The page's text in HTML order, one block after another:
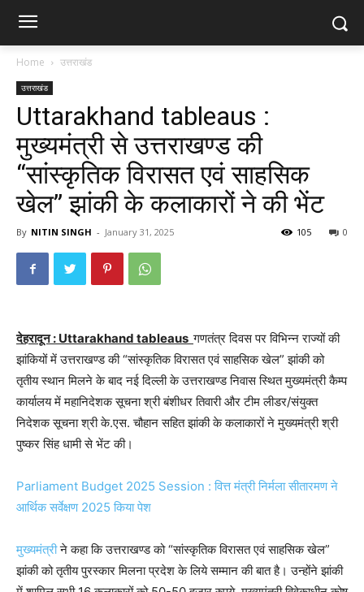
Home उत्तराखंड
उत्तराखंड
Uttarakhand tableaus :
मुख्यमंत्री से उत्तराखण्ड की
“सांस्कृतिक विरासत एवं साहसिक
खेल” झांकी के कलाकारों ने की भेंट
By NITIN SINGH - January 31, 2025 0
105
देहरादून : Uttarakhand tableausगणतंत्र दिवस पर विभिन्न राज्यों की
झांकियों में उत्तराखण्ड की “सांस्कृतिक विरासत एवं साहसिक खेल” झांकी को
तृतीय स्थान मिलने के बाद नई दिल्ली के उत्तराखण्ड निवास स्थित मुख्यमंत्री कैम्प
कार्यालय में महानिदेशक सूचना श्री बंशीधर तिवारी और टीम लीडर/संयुक्त
निदेशक सूचना श्री के.एस. चौहान सहित झांकी के कलाकारों ने मुख्यमंत्री श्री
पुष्कर सिंह धामी से भेंट की।
Parliament Budget 2025 Session : वित्त मंत्री निर्मला सीतारमण ने
आर्थिक सर्वेक्षण 2025 किया पेश
मुख्यमंत्रीने कहा कि उत्तराखण्ड को “सांस्कृतिक विरासत एवं साहसिक खेल”
झांकी को तृतीय पुरस्कार मिलना प्रदेश के लिये सम्मान की बात है। उन्होंने झांकी